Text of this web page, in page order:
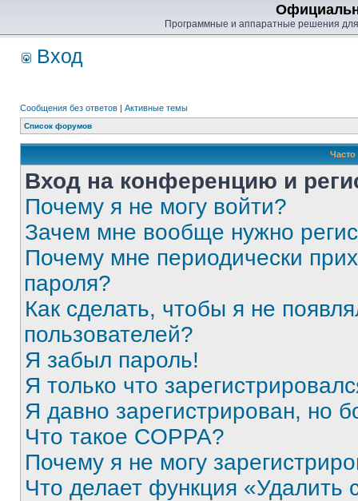
Программные и аппаратные решения
Вход
Сообщения без ответов | Активные темы
Список форумов
Вход на конференцию и
Почему я не могу войти?
Зачем мне вообще нужно
Почему мне периодически
пароля?
Как сделать, чтобы я не
пользователей?
Я забыл пароль!
Я только что
Я давно зарегистрирован, но
Что такое COPPA?
Почему я не могу
Что делает функция «Удалить